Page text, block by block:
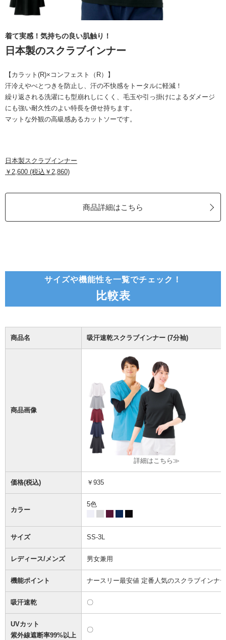
着て実感！気持ちの良い肌触り！
日本製のスクラブインナー
【カラット(R)×コンフェスト（R）】
汗冷えやべとつきを防止し、汗の不快感をトータルに軽減！
繰り返される洗濯にも型崩れしにくく、毛玉や引っ掛けによるダメージ
にも強い耐久性のよい特長を併せ持ちます。
マットな外観の高級感あるカットソーです。
日本製スクラブインナー
￥2,600 (税込￥2,860)
商品詳細はこちら
サイズや機能性を一覧でチェック！
比較表
商品名 吸汗速乾スクラブインナー (7分袖)
商品画像
詳細はこちら≫
価格(税込) ￥935
カラー
5色
サイズ SS-3L
レディース/メンズ 男女兼用
機能ポイント ナースリー最安値 定番人気のスクラブインナー
吸汗速乾 〇
UVカット
紫外線遮断率99%以上
〇